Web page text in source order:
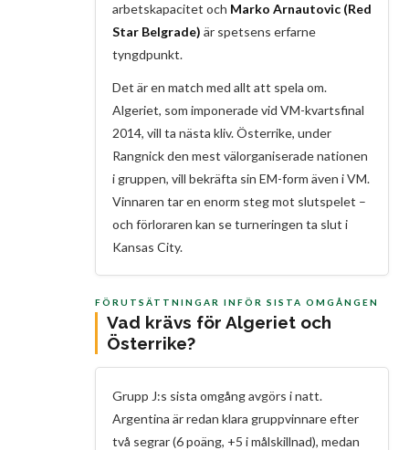
arbetskapacitet och Marko Arnautovic (Red
Star Belgrade) är spetsens erfarne
tyngdpunkt.
Det är en match med allt att spela om.
Algeriet, som imponerade vid VM-kvartsfinal
2014, vill ta nästa kliv. Österrike, under
Rangnick den mest välorganiserade nationen
i gruppen, vill bekräfta sin EM-form även i VM.
Vinnaren tar en enorm steg mot slutspelet –
och förloraren kan se turneringen ta slut i
Kansas City.
FÖRUTSÄTTNINGAR INFÖR SISTA OMGÅNGEN
Vad krävs för Algeriet och
Österrike?
Grupp J:s sista omgång avgörs i natt.
Argentina är redan klara gruppvinnare efter
två segrar (6 poäng, +5 i målskillnad), medan